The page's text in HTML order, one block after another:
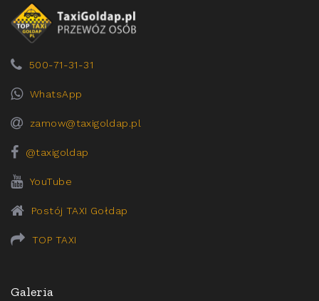
500-71-31-31
WhatsApp
zamow@taxigoldap.pl
@taxigoldap
YouTube
Postój TAXI Gołdap
TOP TAXI
Galeria